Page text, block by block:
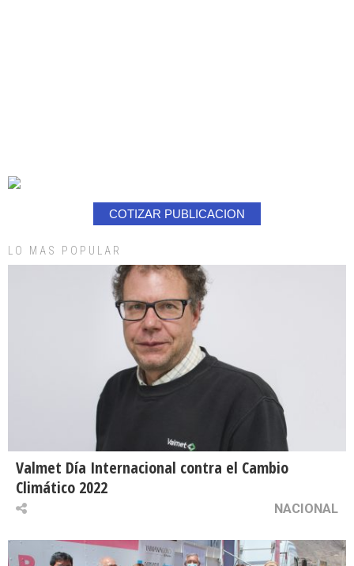
COTIZAR PUBLICACION
LO MAS POPULAR
Valmet Día Internacional contra el Cambio
Climático 2022
NACIONAL